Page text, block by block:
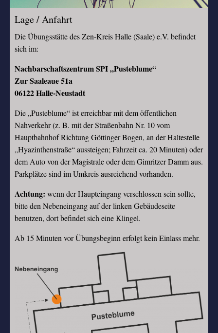
Lage / Anfahrt
Die Übungsstätte des Zen-Kreis Halle (Saale) e.V. befindet
sich im:
Nachbarschaftszentrum SPI „Pusteblume“
Zur Saaleaue 51a
06122 Halle-Neustadt
Die „Pusteblume“ ist erreichbar mit dem öffentlichen
Nahverkehr (z. B. mit der Straßenbahn Nr. 10 vom
Hauptbahnhof Richtung Göttinger Bogen, an der Haltestelle
„Hyazinthenstraße“ aussteigen; Fahrzeit ca. 20 Minuten) oder
dem Auto von der Magistrale oder dem Gimritzer Damm aus.
Parkplätze sind im Umkreis ausreichend vorhanden.
Achtung: wenn der Haupteingang verschlossen sein sollte,
bitte den Nebeneingang auf der linken Gebäudeseite
benutzen, dort befindet sich eine Klingel.
Ab 15 Minuten vor Übungsbeginn erfolgt kein Einlass mehr.